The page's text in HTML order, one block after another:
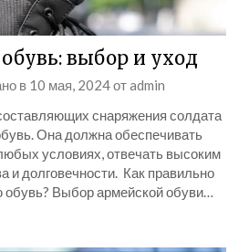
выбор и уход
в 10 мая, 2024отadmin
снаряжения солдата
Она должна обеспечивать
условиях, отвечать высоким
и долговечности. Как правильно
обувь? Выбор армейской обуви…